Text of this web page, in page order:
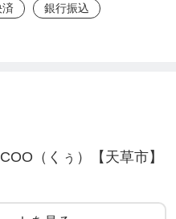
済
銀行振込
（くぅ）【天草市】